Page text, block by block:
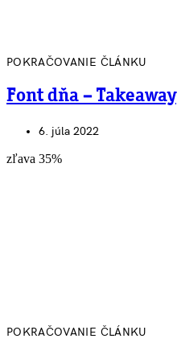
POKRAČOVANIE ČLÁNKU
Font dňa – Takeaway
6. júla 2022
zľava 35%
POKRAČOVANIE ČLÁNKU